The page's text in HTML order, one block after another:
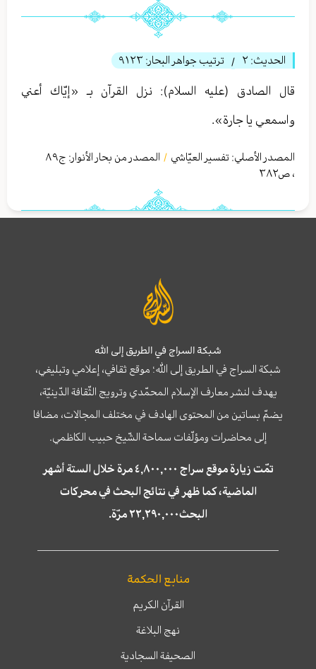
الحديث: ٢ / ترتيب جواهر البحار: ٩١٢٣
قال الصادق (عليه السلام): نزل القرآن بـ «إيّاك أعني
واسمعي يا جارة».
المصدر الأصلي: تفسير العيّاشي / المصدر من بحار الأنوار: ج٨٩
، ص٣٨٢
شبكة السراج في الطريق إلى الله
شبكة السراج في الطريق إلى الله؛ موقع ثقافي، إعلامي وتبليغي،
يهدف لنشر معارف الإسلام المحمّدي وترويج الثّقافة الدّينيّة،
يضمّ بساتين من المحتوى الهادف في مختلف المجالات، مضافا
إلى محاضرات ومؤلّفات سماحة الشّيخ حبيب الكاظمي.
تمّت زيارة موقع سراج ٤,٨٠٠,٠٠٠ مرة خلال الستة أشهر
الماضية، كما ظهر في نتائج البحث في محركات
البحث٢٢,٢٩٠,٠٠٠ مرّة.
منابع الحكمة
القرآن الكريم
نهج البلاغة
الصحيفة السجادية